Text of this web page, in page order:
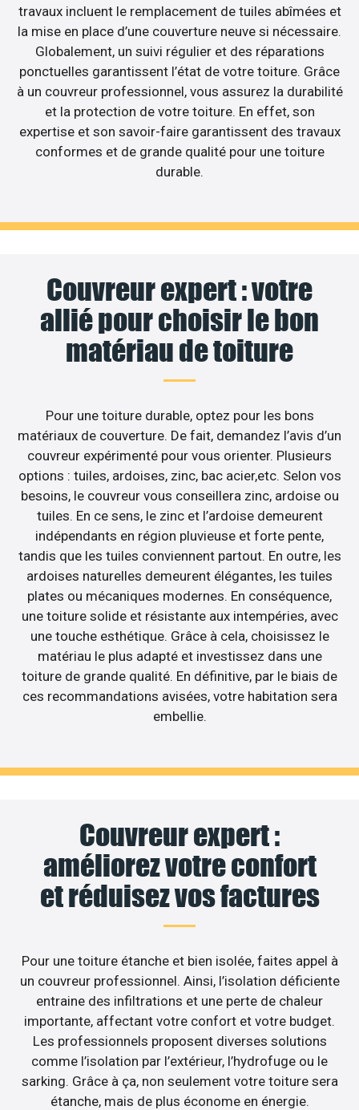
travaux incluent le remplacement de tuiles abîmées et
la mise en place d’une couverture neuve si nécessaire.
Globalement, un suivi régulier et des réparations
ponctuelles garantissent l’état de votre toiture. Grâce
à un couvreur professionnel, vous assurez la durabilité
et la protection de votre toiture. En effet, son
expertise et son savoir-faire garantissent des travaux
conformes et de grande qualité pour une toiture
durable.
Couvreur expert : votre
allié pour choisir le bon
matériau de toiture
Pour une toiture durable, optez pour les bons
matériaux de couverture. De fait, demandez l’avis d’un
couvreur expérimenté pour vous orienter. Plusieurs
options : tuiles, ardoises, zinc, bac acier,etc. Selon vos
besoins, le couvreur vous conseillera zinc, ardoise ou
tuiles. En ce sens, le zinc et l’ardoise demeurent
indépendants en région pluvieuse et forte pente,
tandis que les tuiles conviennent partout. En outre, les
ardoises naturelles demeurent élégantes, les tuiles
plates ou mécaniques modernes. En conséquence,
une toiture solide et résistante aux intempéries, avec
une touche esthétique. Grâce à cela, choisissez le
matériau le plus adapté et investissez dans une
toiture de grande qualité. En définitive, par le biais de
ces recommandations avisées, votre habitation sera
embellie.
Couvreur expert :
améliorez votre confort
et réduisez vos factures
Pour une toiture étanche et bien isolée, faites appel à
un couvreur professionnel. Ainsi, l’isolation déficiente
entraine des infiltrations et une perte de chaleur
importante, affectant votre confort et votre budget.
Les professionnels proposent diverses solutions
comme l’isolation par l’extérieur, l’hydrofuge ou le
sarking. Grâce à ça, non seulement votre toiture sera
étanche, mais de plus économe en énergie.